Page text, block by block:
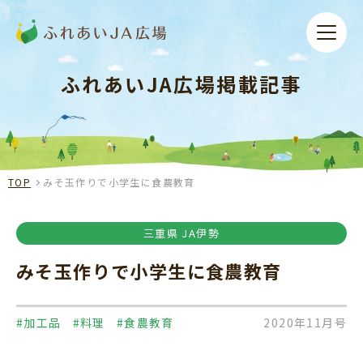
ふれあいJA広場掲載記事
TOP みそ玉作りで小学生に食農教育
三重県 JA伊勢
みそ玉作りで小学生に食農教育
#加工品 #料理 #食農教育 2020年11月号